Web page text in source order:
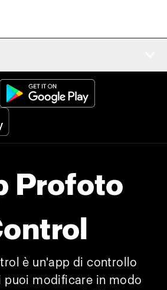
Profoto
è un'app di controllo
puoi modificare in modo